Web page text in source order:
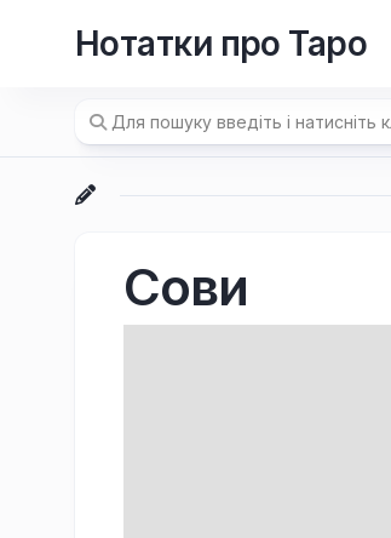
Нотатки про Таро
Сови